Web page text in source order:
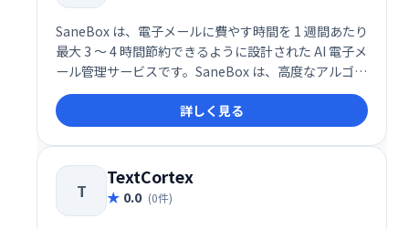
SaneBox は、電子メールに費やす時間を 1 週間あたり
最大 3 ～ 4 時間節約できるように設計された AI 電子メ
ール管理サービスです。SaneBox は、高度なアルゴリ
ズムと機械学習を使用して、受信した電子メールを重
要度に応じて自動的にフォルダーに分類します。これ
により、無関係なメッセージを分類する時間を減ら
し、重要なこと、つまり電子メール以外のあらゆるこ
とに集中できるようになります。
詳しく見る
T
TextCortex
0.0 (0件)